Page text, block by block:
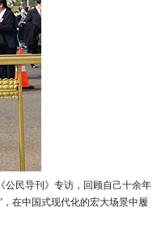
公民导刊》专访，回顾自己十余年
在中国式现代化的宏大场景中履